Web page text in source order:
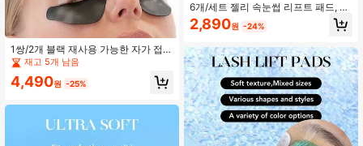
1쌍/2개 블랙 재사용 가능한 자가 접착
실리콘 아이 패드, 속눈썹 연장, 속눈
썹 염색, 속눈썹 펌에 적합, 실리콘 속
눈썹 패드, 속눈썹 연장 패드, 속눈썹
재고 5개 남음
4,490원 -25%
6개/세트 젤리 속눈썹 리프트 패드, 초
탄성 & 부드러운, 영구 속눈썹 리프트
패드, 속눈썹 리프트 로드, 재사용 가
PU 보관함 포함, 완벽한 속눈썹 리프
트 효과를 위해. 사이즈: S/M/XS
2,890원 -24%